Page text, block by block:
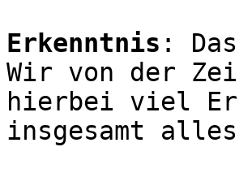
Erkenntnis :
Wir von der
hierbei viel
insgesamt